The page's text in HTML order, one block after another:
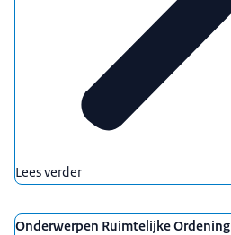
Lees verder
Onderwerpen Ruimtelijke Ordening